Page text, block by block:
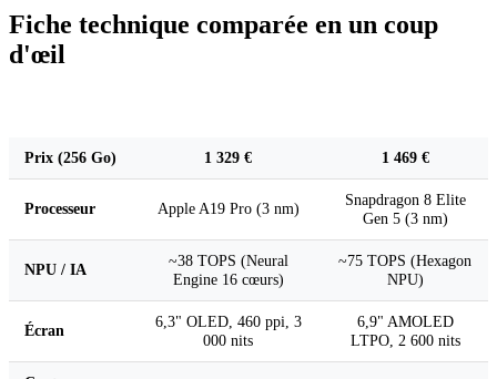
Fiche technique comparée en un coup
d'œil
Prix (256 Go) 1 329 € 1 469 €
Processeur Apple A19 Pro (3 nm)
Snapdragon 8 Elite
Gen 5 (3 nm)
NPU / IA
~38 TOPS (Neural
Engine 16 cœurs)
~75 TOPS (Hexagon
NPU)
Écran
6,3" OLED, 460 ppi, 3
000 nits
6,9" AMOLED
LTPO, 2 600 nits